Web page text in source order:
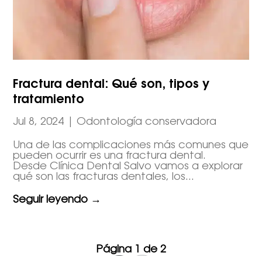
Fractura dental: Qué son, tipos y
tratamiento
Jul 8, 2024 |Odontología conservadora
Una de las complicaciones más comunes que
pueden ocurrir es una fractura dental.
Desde Clínica Dental Salvo vamos a explorar
qué son las fracturas dentales, los...
Seguir leyendo →
Página 1 de 2